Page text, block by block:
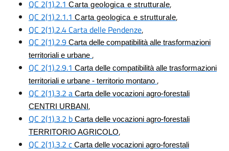
QC 2(1).2.1 Carta geologica e strutturale,
QC 2(1).2.1.1 Carta geologica e strutturale,
QC 2(1).2.4 Carta delle Pendenze,
QC 2(1).2.9 Carta delle compatibilità alle trasformazioni
territoriali e urbane ,
QC 2(1).2.9.1 Carta delle compatibilità alle trasformazioni
territoriali e urbane - territorio montano ,
QC 2(1).3.2 a Carta delle vocazioni agro-forestali
CENTRI URBANI ,
QC 2(1).3.2 b Carta delle vocazioni agro-forestali
TERRITORIO AGRICOLO,
QC 2(1).3.2 c Carta delle vocazioni agro-forestali